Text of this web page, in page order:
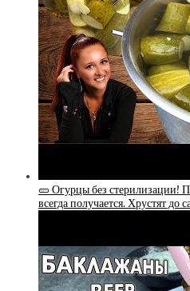
🥒 Огурцы без стерилизации!
всегда получается. Хрустят до